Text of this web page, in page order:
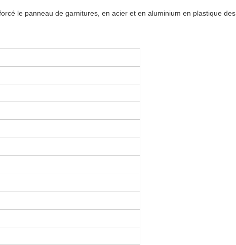
le panneau de garnitures, en acier et en aluminium en plastique des